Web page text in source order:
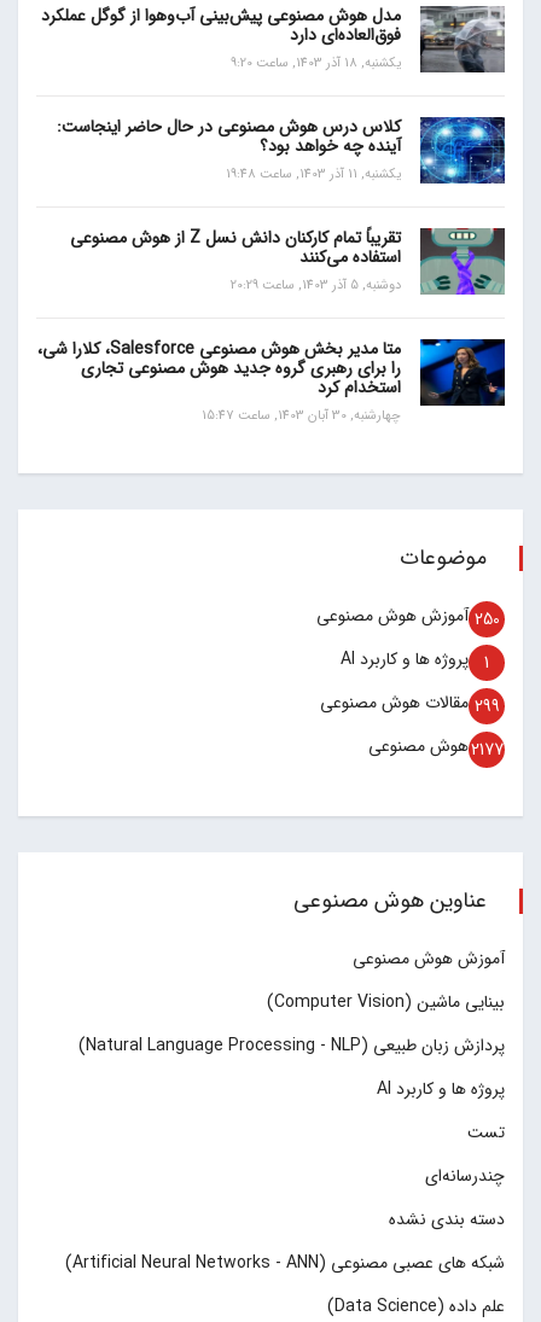
مدل هوش مصنوعی پیش‌بینی آب‌و‌هوا از گوگل عملکرد
فوق‌العاده‌ای دارد
یکشنبه, 18 آذر 1403, ساعت 9:20
کلاس درس هوش مصنوعی در حال حاضر اینجاست:
آینده چه خواهد بود؟
یکشنبه, 11 آذر 1403, ساعت 19:48
تقریباً تمام کارکنان دانش نسل Z از هوش مصنوعی
استفاده می‌کنند
دوشنبه, 5 آذر 1403, ساعت 20:29
متا مدیر بخش هوش مصنوعی Salesforce، کلارا شی،
را برای رهبری گروه جدید هوش مصنوعی تجاری
استخدام کرد
چهارشنبه, 30 آبان 1403, ساعت 15:47
موضوعات
آموزش هوش مصنوعی 250
پروژه ها و کاربرد AI 1
مقالات هوش مصنوعی 299
هوش مصنوعی2177
عناوین هوش مصنوعی
آموزش هوش مصنوعی
بینایی ماشین (Computer Vision)
پردازش زبان طبیعی (Natural Language Processing - NLP)
پروژه ها و کاربرد AI
تست
چند‌‌رسانه‌ای
دسته بندی نشده
شبکه های عصبی مصنوعی (Artificial Neural Networks - ANN)
علم داده (Data Science)